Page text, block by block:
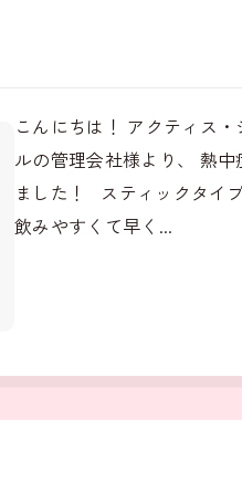
こんにちは！ アクティス
ルの管理会社様より、 熱
ました！ スティックタイ
飲みやすくて早く...